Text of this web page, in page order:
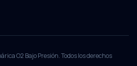
O2 Bajo Presión. Todos los derechos